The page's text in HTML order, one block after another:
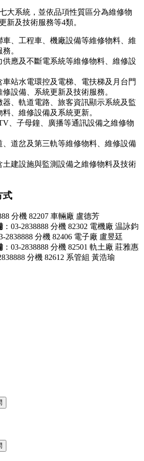
大系統，並依品項性質區分為維修物
新及技術服務等4類。
車、工程車、機廠設備等維修物料、維
。
供應及不斷電系統等維修物料、維修設
車站水電環控及電梯、電扶梯及月台門
設備、系統更新及技術服務。
器、軌道電路、旅客資訊顯示系統及監
、維修設備及系統更新。
、子母鐘、廣播等通訊設備之維修物
、道岔及第三軌等維修物料、維修設備
土建設施與監測設備之維修物料及技術
式
分機 82207 車輛廠 盧德芳
：03-2838888 分機 82302 電機廠 温詠鈞
2838888 分機 82406 電子廠 盧昱廷
：03-2838888 分機 82501 軌土廠 莊雅惠
分機 82612 系管組 黃浩瑜